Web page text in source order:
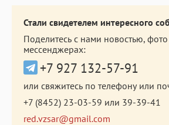
Стали свидетелем интересного
Поделитесь с нами новостью,
мессенджерах:
+7 927 132-57-91
или свяжитесь по телефону или
+7 (8452) 23-03-59 или 39-39-41
red.vzsar@gmail.com